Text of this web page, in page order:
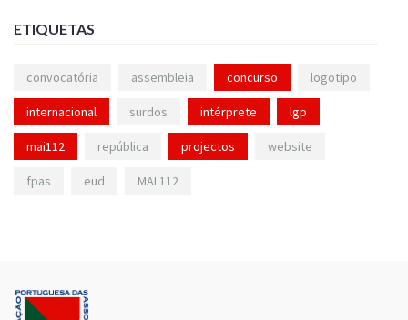
ETIQUETAS
convocatória assembleia concurso logotipo
internacional surdos intérprete lgp
mai112 república projectos website
fpas eud MAI 112